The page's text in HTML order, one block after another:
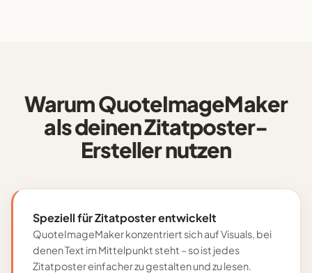
Warum QuoteImageMaker
als deinen Zitatposter-
Ersteller nutzen
Speziell für Zitatposter entwickelt
QuoteImageMaker konzentriert sich auf Visuals, bei
denen Text im Mittelpunkt steht – so ist jedes
Zitatposter einfacher zu gestalten und zu lesen.